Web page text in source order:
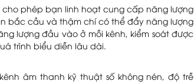
cho phép bạn linh hoạt cung cấp năng lượng
bắc cầu và thậm chí có thể đẩy năng lượng
lượng đầu vào ở mỗi kênh, kiểm soát được
trình biểu diễn lâu dài.
âm thanh kỹ thuật số không nén, độ trễ